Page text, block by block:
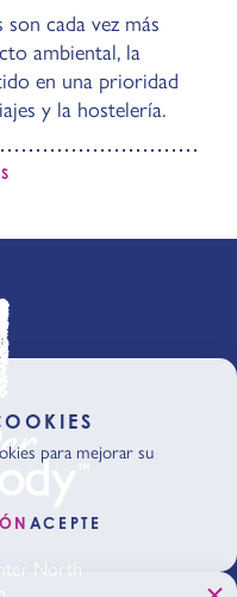
cada vez más
ambiental, la
en una prioridad
y la hostelería.
North
para mejorar su
ACEPTE